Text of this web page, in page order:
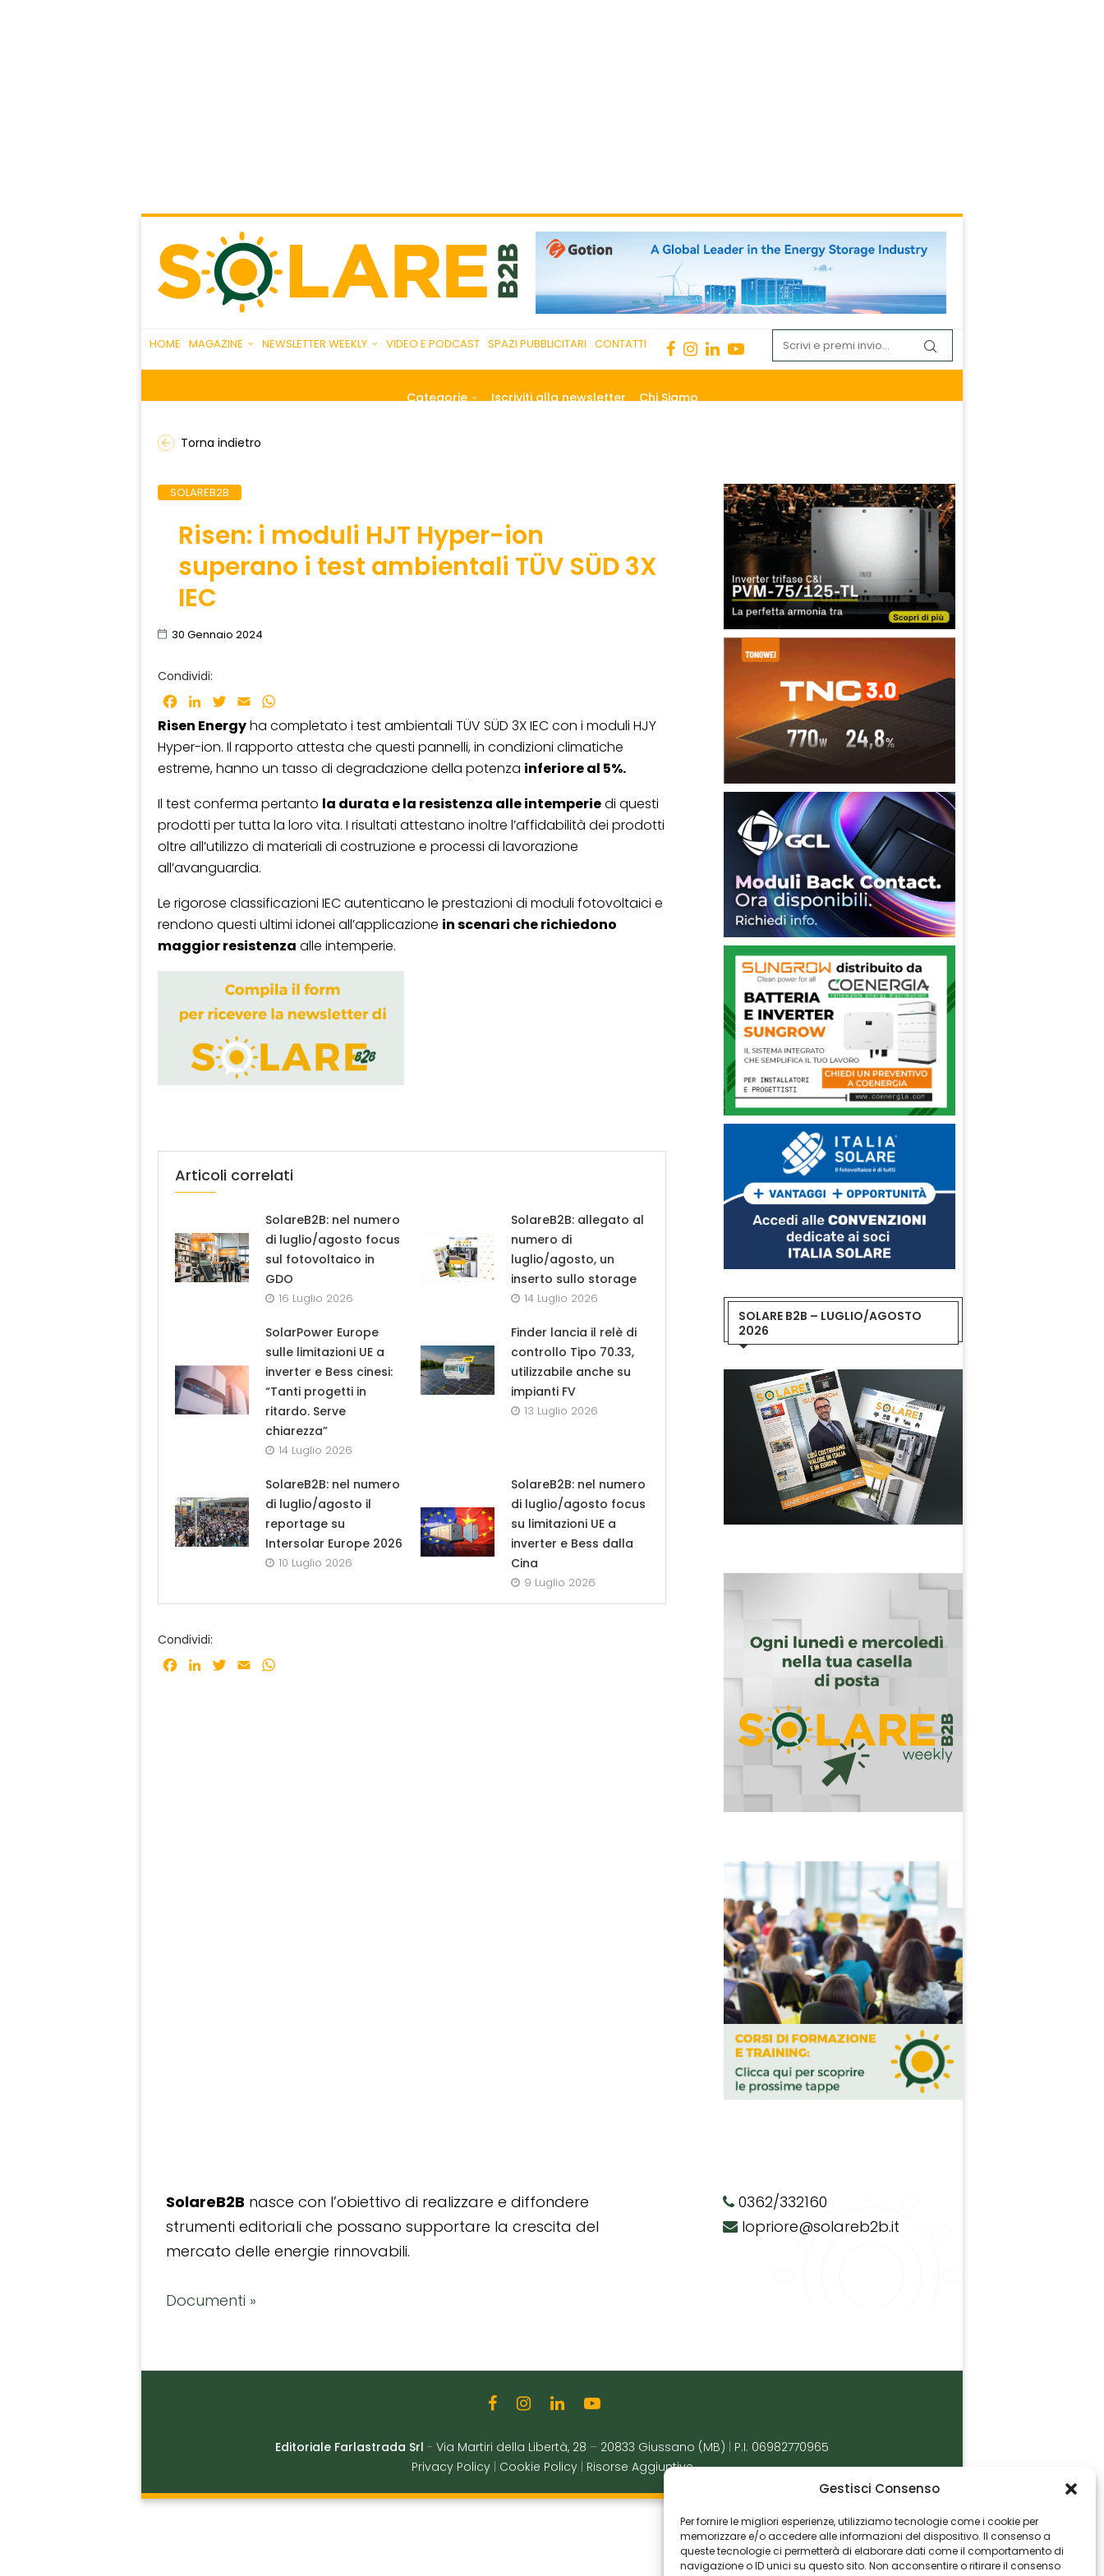
Gestisci Consenso
Per fornire le migliori esperienze, utilizziamo tecnologie come i cookie per
memorizzare e/o accedere alle informazioni del dispositivo. Il consenso a
queste tecnologie ci permetterà di elaborare dati come il comportamento di
navigazione o ID unici su questo sito. Non acconsentire o ritirare il consenso
HOME MAGAZINE NEWSLETTER WEEKLY VIDEO E PODCAST SPAZI PUBBLICITARI CONTATTI
Categorie Iscriviti alla newsletter Chi Siamo
Torna indietro
SOLAREB2B
Risen: i moduli HJT Hyper-ion
superano i test ambientali TÜV SÜD 3X
IEC
30 Gennaio 2024
Condividi:
Facebook
LinkedInTwitter
Email
Risen Energyha completato i test ambientali TÜV SÜD 3X IEC con i moduli HJY
Hyper-ion. Il rapporto attesta che questi pannelli, in condizioni climatiche
estreme, hanno un tasso di degradazione della potenza inferiore al 5%.
Il test conferma pertanto la durata e la resistenza alle intemperiedi questi
prodotti per tutta la loro vita. I risultati attestano inoltre l’affidabilità dei prodotti
oltre all’utilizzo di materiali di costruzione e processi di lavorazione
all’avanguardia.
Le rigorose classificazioni IEC autenticano le prestazioni di moduli fotovoltaici e
rendono questi ultimi idonei all’applicazione in scenari che richiedono
maggior resistenza alle intemperie.
Articoli correlati
SolareB2B: nel numero
di luglio/agosto focus
sul fotovoltaico in
GDO
16 Luglio 2026
SolareB2B: allegato al
numero di
luglio/agosto, un
inserto sullo storage
14 Luglio 2026
SolarPower Europe
sulle limitazioni UE a
inverter e Bess cinesi:
“Tanti progetti in
ritardo. Serve
chiarezza”
14 Luglio 2026
Finder lancia il relè di
controllo Tipo 70.33,
utilizzabile anche su
impianti FV
13 Luglio 2026
SolareB2B: nel numero
di luglio/agosto il
reportage su
Intersolar Europe 2026
10 Luglio 2026
SolareB2B: nel numero
di luglio/agosto focus
su limitazioni UE a
inverter e Bess dalla
Cina
9 Luglio 2026
Condividi:
Facebook
LinkedInTwitter
Email
SOLARE B2B – LUGLIO/AGOSTO
2026
SolareB2B nasce con l’obiettivo di realizzare e diffondere
strumenti editoriali che possano supportare la crescita del
mercato delle energie rinnovabili.
Documenti »
0362/332160
lopriore@solareb2b.it
Editoriale Farlastrada Srl - Via Martiri della Libertà, 28 – 20833 Giussano (MB)
P.I. 06982770965
Privacy Policy
Cookie Policy Risorse Aggiuntive